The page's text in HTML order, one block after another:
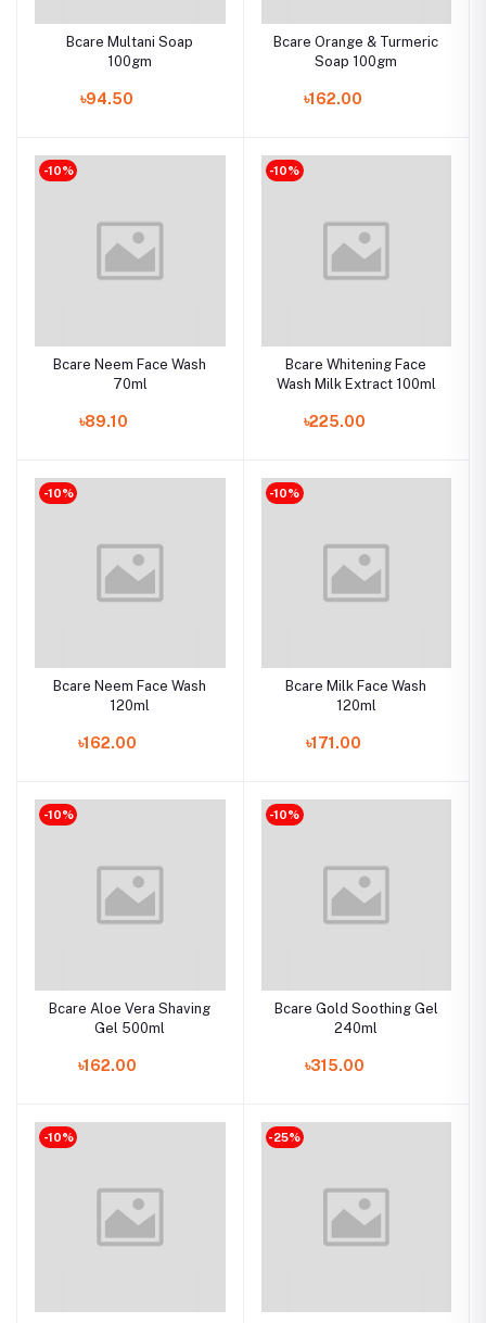
Bcare Multani Soap
100gm
৳94.50
Bcare Orange & Turmeric
Soap 100gm
৳162.00
-10%
Bcare Neem Face Wash
70ml
৳89.10
-10%
Bcare Whitening Face
Wash Milk Extract 100ml
৳225.00
-10%
Bcare Neem Face Wash
120ml
৳162.00
-10%
Bcare Milk Face Wash
120ml
৳171.00
-10%
Bcare Aloe Vera Shaving
Gel 500ml
৳162.00
-10%
Bcare Gold Soothing Gel
240ml
৳315.00
-10% -25%